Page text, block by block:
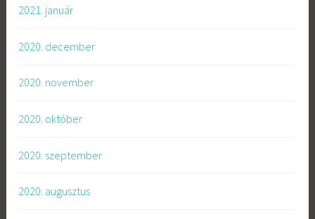
2021. január
2020. december
2020. november
2020. október
2020. szeptember
2020. augusztus